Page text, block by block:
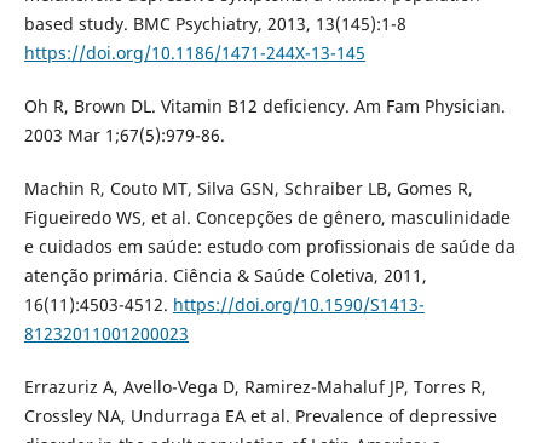
based study. BMC Psychiatry, 2013, 13(145):1-8
https://doi.org/10.1186/1471-244X-13-145
Oh R, Brown DL. Vitamin B12 deficiency. Am Fam Physician.
2003 Mar 1;67(5):979-86.
Machin R, Couto MT, Silva GSN, Schraiber LB, Gomes R,
Figueiredo WS, et al. Concepções de gênero, masculinidade
e cuidados em saúde: estudo com profissionais de saúde da
atenção primária. Ciência & Saúde Coletiva, 2011,
16(11):4503-4512. https://doi.org/10.1590/S1413-
81232011001200023
Errazuriz A, Avello-Vega D, Ramirez-Mahaluf JP, Torres R,
Crossley NA, Undurraga EA et al. Prevalence of depressive